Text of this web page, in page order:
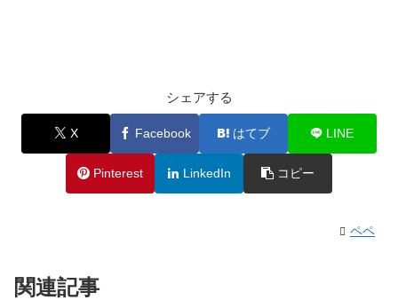
シェアする
X Facebook はてブ LINE
Pinterest LinkedIn コピー
ペペ
関連記事